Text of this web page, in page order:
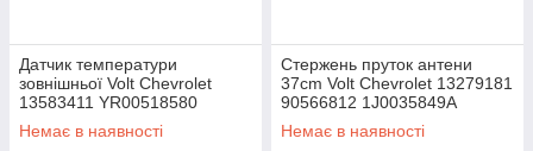
Датчик температури
зовнішньої Volt Chevrolet
13583411 YR00518580
Немає в наявності
Стержень пруток антени
37cm Volt Chevrolet 13279181
90566812 1J0035849A
1784527 3A0051849 1784011
100093610
Немає в наявності